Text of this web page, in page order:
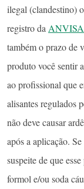
ilegal (clandestino)
registro da
também o prazo de
produto você sentir
ao profissional que
alisantes regulados
não deve causar
após a aplicação.
suspeite de que
formol e/ou soda